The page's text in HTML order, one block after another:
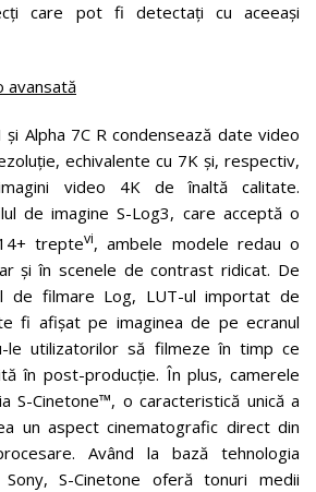
care pot fi detectați cu aceeași
avansată
Alpha 7C R condensează date video
echivalente cu 7K și, respectiv,
video 4K de înaltă calitate.
de imagine S-Log3, care acceptă o
treptevi, ambele modele redau o
și în scenele de contrast ridicat. De
de filmare Log, LUT-ul importat de
fi afișat pe imaginea de pe ecranul
le utilizatorilor să filmeze în timp ce
în post-producție. În plus, camerele
S-Cinetone™, o caracteristică unică a
un aspect cinematografic direct din
Având la bază tehnologia
S-Cinetone oferă tonuri medii